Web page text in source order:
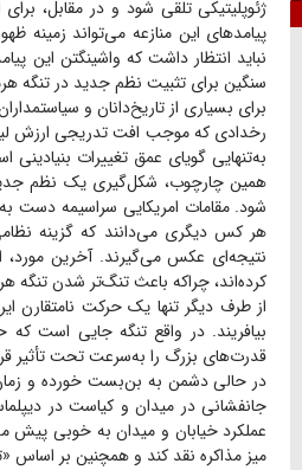
ژئوپلیتیکی تلقی شود و در مقابل،
پیامد‌های این منازعه می‌تواند زمینه
نباید انتظار داشت که واشینگتن این
سنگین برای تثبیت نظم جدید در تنگه
برای بسیاری از تاریخ‌دانان و
رخدادی که موجب افت تدریجی ارزش لیر
به‌تنهایی گویای عمق تغییرات
همین چارچوب، شکل‌گیری یک نظم جدید
شود. مقامات امریکایی سراسیمه دست به
هر کس دیگری می‌دانند که گزینه
نتیجه‌ای عکس می‌گیرند. آخرین مورد،
کرده‌اند، چراکه باعث تنگ‌تر شدن
از طرف دیگر تنها یک حرکت نامتقارن
بیافریند. در واقع تنگه جایی است که
قدرت‌های بزرگ را به‌سرعت تحت تأثیر
در حالی دشمن به بن‌بست خورده و
جانفشانی در میدان و کیاست در
عملکرد خیابان و میدان به خوبی پیش
میز مذاکره نقد کند و همچنین بر